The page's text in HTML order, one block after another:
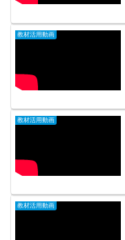
教材活用動画
教材活用動画
教材活用動画